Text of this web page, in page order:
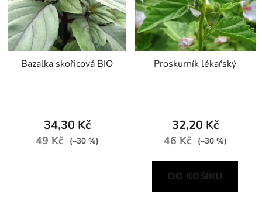
Bazalka skořicová BIO
34,30 Kč
49 Kč (–30 %)
Proskurník lékařský
32,20 Kč
46 Kč (–30 %)
DO KOŠÍKU